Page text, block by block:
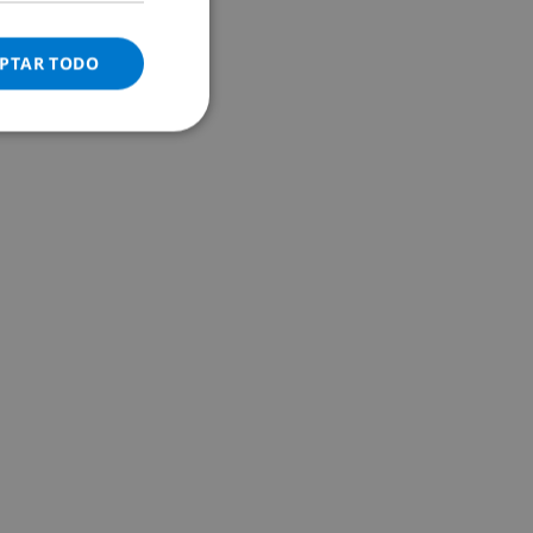
DANISH
NORWEGIAN
TODO